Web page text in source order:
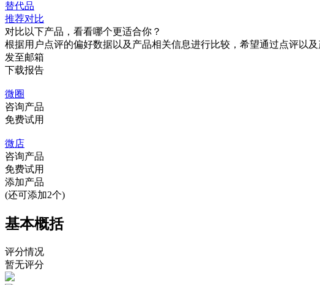
替代品
推荐对比
对比以下产品，看看哪个更适合你？
根据用户点评的偏好数据以及产品相关信息进行比较，希望通过点评以
发至邮箱
下载报告
微圈
咨询产品
免费试用
微店
咨询产品
免费试用
添加产品
(还可添加2个)
基本概括
评分情况
暂无评分